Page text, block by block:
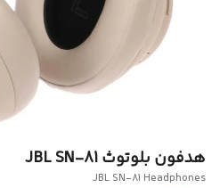
هدفون بلوتوث JBL SN-81
JBL SN-81 Headphones